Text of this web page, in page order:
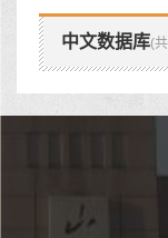
中文数据库(